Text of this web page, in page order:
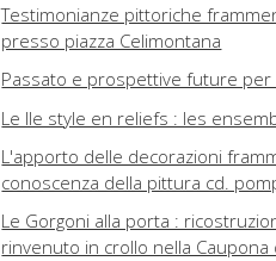
Testimonianze pittoriche
presso piazza Celimontana
Passato e prospettive future per
Le IIe style en reliefs : les
L'apporto delle decorazioni
conoscenza della pittura cd.
Le Gorgoni alla porta :
rinvenuto in crollo nella Caupona